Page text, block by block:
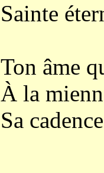
Sainte
Ton âme
À la
Sa